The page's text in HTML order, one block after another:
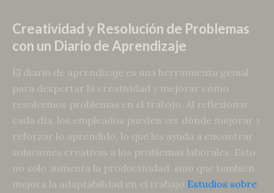
Creatividad y Resolución de Problemas
con un Diario de Aprendizaje
El diario de aprendizaje es una herramienta genial
para despertar la creatividad y mejorar cómo
resolvemos problemas en el trabajo. Al reflexionar
cada día, los empleados pueden ver dónde mejorar y
reforzar lo aprendido, lo que les ayuda a encontrar
soluciones creativas a los problemas laborales. Esto
no solo aumenta la productividad, sino que también
mejora la adaptabilidad en el trabajo Estudios sobre